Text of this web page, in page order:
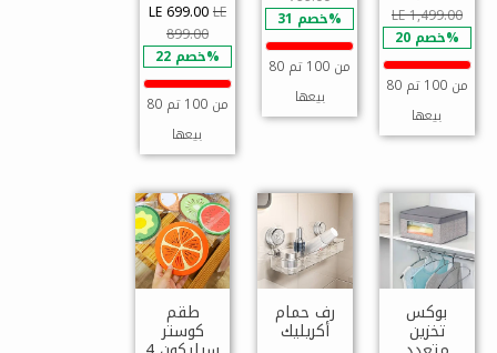
LE 1,499.00
خصم 20%
80 من 100 تم
بيعها
خصم 31%
80 من 100 تم
بيعها
LE 699.00LE
899.00
خصم 22%
80 من 100 تم
بيعها
بوكس
تخزين
رف حمام
أكريليك
طقم
كوستر